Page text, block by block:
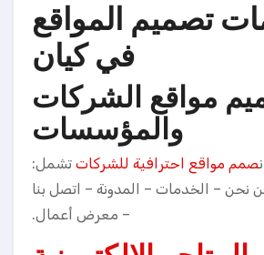
تصميم المواقع
في كيان
مواقع الشركات
والمؤسسات
نصمم مواقع احترافية للشركات تشمل:
نحن – الخدمات – المدونة – اتصل بنا
– معرض أعمال.